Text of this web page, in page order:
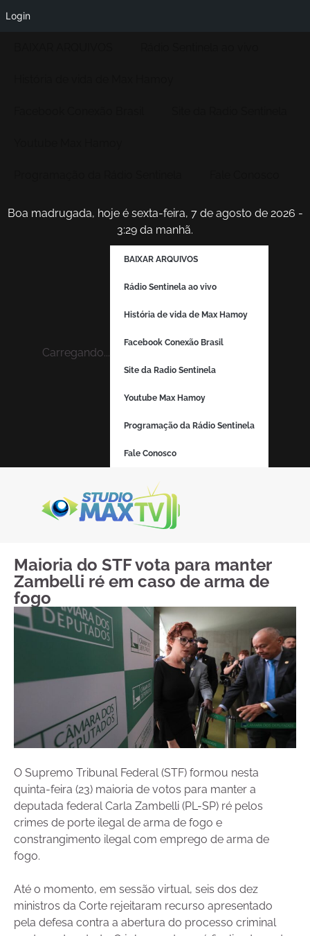
Boa madrugada, hoje é sexta-feira, 7 de agosto de 2026 -
3:29 da manhã.
Carregando...
BAIXAR ARQUIVOS
Rádio Sentinela ao vivo
História de vida de Max Hamoy
Facebook Conexão Brasil
Site da Radio Sentinela
Youtube Max Hamoy
Programação da Rádio Sentinela
Fale Conosco
Maioria do STF vota para manter
Zambelli ré em caso de arma de
fogo
O Supremo Tribunal Federal (STF) formou nesta
quinta-feira (23) maioria de votos para manter a
deputada federal Carla Zambelli (PL-SP) ré pelos
crimes de porte ilegal de arma de fogo e
constrangimento ilegal com emprego de arma de
fogo.
Até o momento, em sessão virtual, seis dos dez
ministros da Corte rejeitaram recurso apresentado
pela defesa contra a abertura do processo criminal
Login